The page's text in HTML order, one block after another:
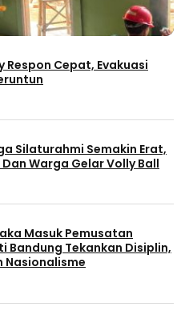
Respon Cepat, Evakuasi
Silaturahmi Semakin Erat,
Warga Gelar Volly Ball
Masuk Pemusatan
Bandung Tekankan Disiplin,
Nasionalisme